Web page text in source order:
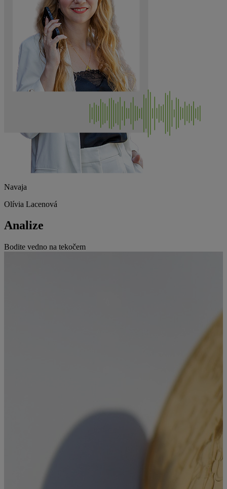
Navaja
Olívia Lacenová
Analize
Bodite vedno na tekočem